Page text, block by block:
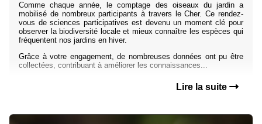
Comme chaque année, le comptage des oiseaux du jardin a
mobilisé de nombreux participants à travers le Cher. Ce rendez-
vous de sciences participatives est devenu un moment clé pour
observer la biodiversité locale et mieux connaître les espèces qui
fréquentent nos jardins en hiver.
Grâce à votre engagement, de nombreuses données ont pu être
collectées, contribuant à améliorer les connaissances...
Lire la suite